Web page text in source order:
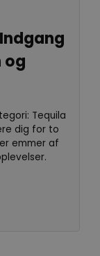
og
Tequila
dig for to
emmer af